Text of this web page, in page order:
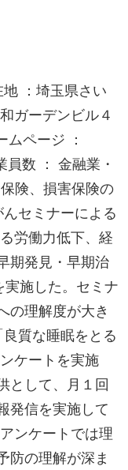
：埼玉県さい
ガーデンビル４
ムページ ：
員数 ： 金融業・
険、損害保険の
セミナーによる
労働力低下、経
期発見・早期治
施した。セミナ
の理解度が大き
質な睡眠をとる
ケートを実施
として、月１回
発信を実施して
ンケートでは理
防の理解が深ま